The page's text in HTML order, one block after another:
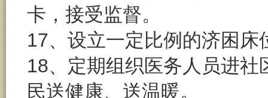
卡，接受监督。
17、设立一定比例的济困
18、定期组织医务人员进
民送健康、送温暖。